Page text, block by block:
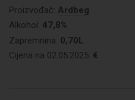
Proizvođač: Ardbeg
Alkohol: 47,8%
Zapremnina: 0,70L
Cijena na 02.05.2025: €